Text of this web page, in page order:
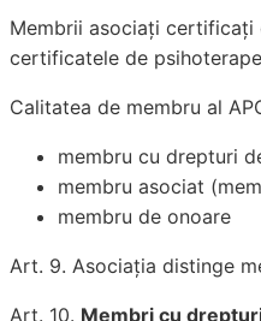
Membrii asociați certificați
certificatele de
Calitatea de membru al
membru cu drepturi
membru asociat
membru de onoare
Art. 9. Asociația distinge
Art. 10. Membri cu